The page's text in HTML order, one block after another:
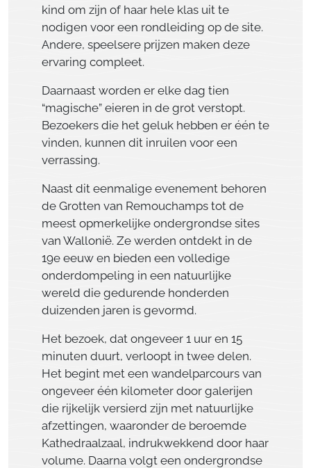
kind om zijn of haar hele klas uit te
nodigen voor een rondleiding op de site.
Andere, speelsere prijzen maken deze
ervaring compleet.
Daarnaast worden er elke dag tien
“magische” eieren in de grot verstopt.
Bezoekers die het geluk hebben er één te
vinden, kunnen dit inruilen voor een
verrassing.
Naast dit eenmalige evenement behoren
de Grotten van Remouchamps tot de
meest opmerkelijke ondergrondse sites
van Wallonië. Ze werden ontdekt in de
19e eeuw en bieden een volledige
onderdompeling in een natuurlijke
wereld die gedurende honderden
duizenden jaren is gevormd.
Het bezoek, dat ongeveer 1 uur en 15
minuten duurt, verloopt in twee delen.
Het begint met een wandelparcours van
ongeveer één kilometer door galerijen
die rijkelijk versierd zijn met natuurlijke
afzettingen, waaronder de beroemde
Kathedraalzaal, indrukwekkend door haar
volume. Daarna volgt een ondergrondse